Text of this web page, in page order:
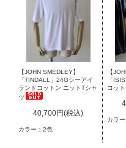
【JOHN SMEDLEY】
「TINDALL」24Gシーアイ
ランドコットン ニットTシャ
ツ
40,700円(税込)
カラー：2色
【
「
コッ
カラ